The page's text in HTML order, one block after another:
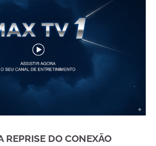
REPRISE DO CONEXÃO